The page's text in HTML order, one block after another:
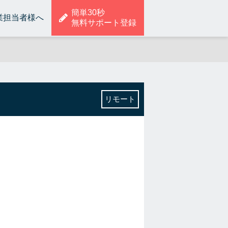
担当者様へ
簡単30秒
無料サポート登録
リモート